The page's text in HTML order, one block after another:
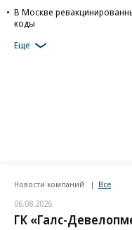
В Москве
коды
Еще
Новости компаний Все
06.08.2026
ГК «Галс-